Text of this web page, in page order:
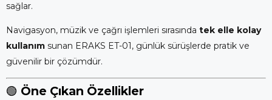
sağlar.
Navigasyon, müzik ve çağrı işlemleri sırasında tek elle kolay
kullanım sunan ERAKS ET-01, günlük sürüşlerde pratik ve
güvenilir bir çözümdür.
🟢 Öne Çıkan Özellikler